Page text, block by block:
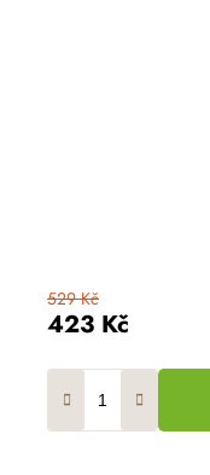
423 Kč
529 Kč